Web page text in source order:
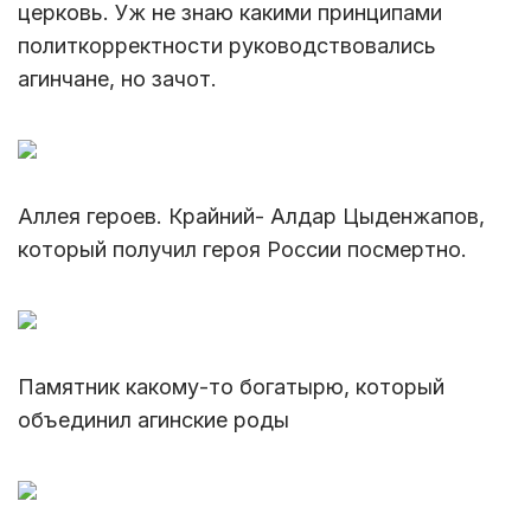
церковь. Уж не знаю какими принципами
политкорректности руководствовались
агинчане, но зачот.
Аллея героев. Крайний- Алдар Цыденжапов,
который получил героя России посмертно.
Памятник какому-то богатырю, который
объединил агинские роды